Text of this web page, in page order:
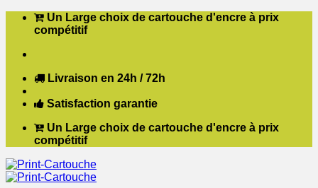
Passer Un Large choix de cartouche d'encre à prix
compétitif
Livraison en 24h / 72h
Satisfaction garantie
Un Large choix de cartouche d'encre à prix
compétitif